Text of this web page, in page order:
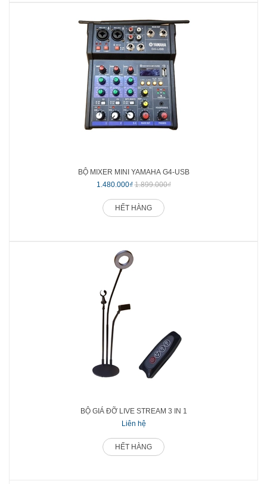
BỘ MIXER MINI YAMAHA G4-USB
1.480.000₫ 1.899.000₫
HẾT HÀNG
BỘ GIÁ ĐỠ LIVE STREAM 3 IN 1
Liên hệ
HẾT HÀNG